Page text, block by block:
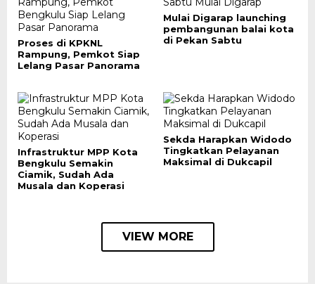
Proses di KPKNL
Rampung, Pemkot Siap
Lelang Pasar Panorama
Mulai Digarap launching
pembangunan balai kota
di Pekan Sabtu
Infrastruktur MPP Kota
Bengkulu Semakin
Ciamik, Sudah Ada
Musala dan Koperasi
Sekda Harapkan Widodo
Tingkatkan Pelayanan
Maksimal di Dukcapil
VIEW MORE